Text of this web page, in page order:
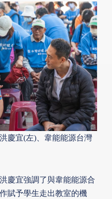
慶宜(左)、韋能能源台灣
慶宜強調了與韋能能源合
賦予學生走出教室的機